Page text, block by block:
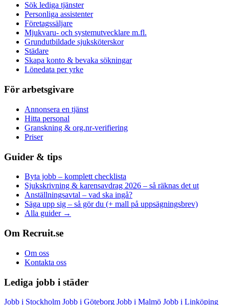
Sök lediga tjänster
Personliga assistenter
Företagssäljare
Mjukvaru- och systemutvecklare m.fl.
Grundutbildade sjuksköterskor
Städare
Skapa konto & bevaka sökningar
Lönedata per yrke
För arbetsgivare
Annonsera en tjänst
Hitta personal
Granskning & org.nr-verifiering
Priser
Guider & tips
Byta jobb – komplett checklista
Sjukskrivning & karensavdrag 2026 – så räknas det ut
Anställningsavtal – vad ska ingå?
Säga upp sig – så gör du (+ mall på uppsägningsbrev)
Alla guider →
Om Recruit.se
Om oss
Kontakta oss
Lediga jobb i städer
Jobb i Stockholm Jobb i Göteborg Jobb i Malmö Jobb i Linköping